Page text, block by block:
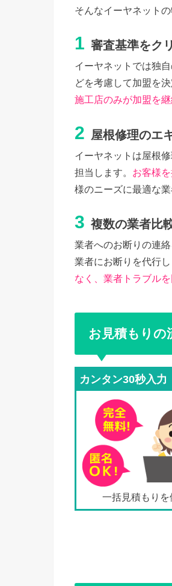
そんなイーヤネット
1 審査基準をク
イーヤネットでは独
どを考慮して加盟を
施工店のみが加盟を
2 屋根修理のエ
イーヤネットは屋根
担当します。 お客様
様のニーズに最適な
3 複数の業者比
業者へのお断りの連
業者にお断りを代行
なく、業者トラブル
お見積もりの
カンタン30秒入力
一括見積もりを